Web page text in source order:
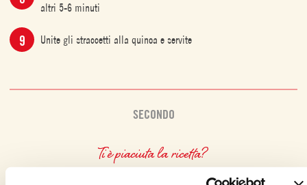
altri 5-6 minuti
Unite gli straccetti alla quinoa e servite
SECONDO
Ti è piaciuta la ricetta?